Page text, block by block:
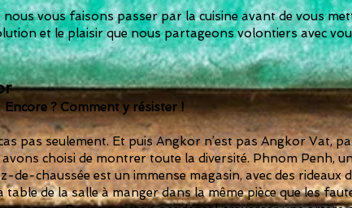
vous faisons passer par la cuisine avant de vous
et le plaisir que nous partageons volontiers avec
? Comment y résister !
pas seulement. Et puis Angkor n’est pas Angkor Vat,
choisi de montrer toute la diversité. Phnom Penh,
de-chaussée est un immense magasin, avec des rideaux
table de la salle à manger dans la même pièce que les